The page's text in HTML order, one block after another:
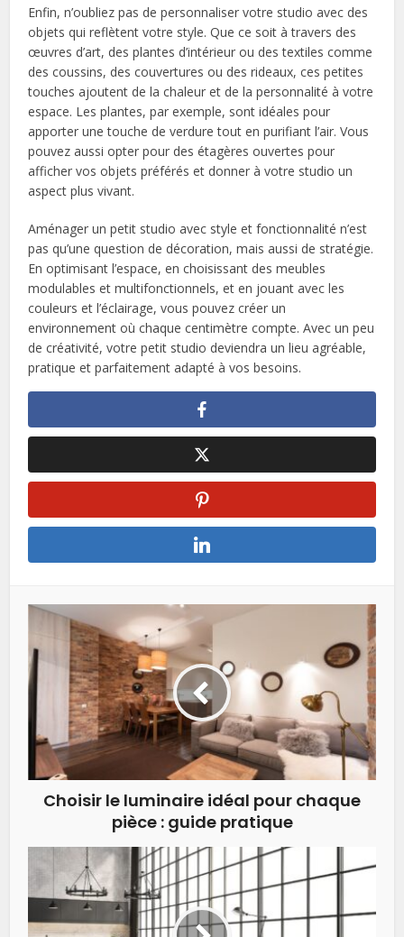
Enfin, n’oubliez pas de personnaliser votre studio avec des
objets qui reflètent votre style. Que ce soit à travers des
œuvres d’art, des plantes d’intérieur ou des textiles comme
des coussins, des couvertures ou des rideaux, ces petites
touches ajoutent de la chaleur et de la personnalité à votre
espace. Les plantes, par exemple, sont idéales pour
apporter une touche de verdure tout en purifiant l’air. Vous
pouvez aussi opter pour des étagères ouvertes pour
afficher vos objets préférés et donner à votre studio un
aspect plus vivant.
Aménager un petit studio avec style et fonctionnalité n’est
pas qu’une question de décoration, mais aussi de stratégie.
En optimisant l’espace, en choisissant des meubles
modulables et multifonctionnels, et en jouant avec les
couleurs et l’éclairage, vous pouvez créer un
environnement où chaque centimètre compte. Avec un peu
de créativité, votre petit studio deviendra un lieu agréable,
pratique et parfaitement adapté à vos besoins.
Choisir le luminaire idéal pour chaque
pièce : guide pratique